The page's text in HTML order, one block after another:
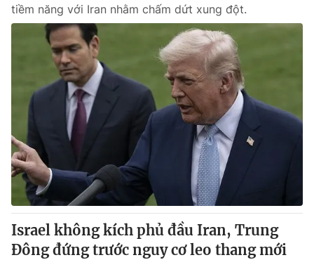
THỜI BÁO VTV
Theo dõi báo trên
Cơ quan chủ quản:
Đài Truyền hình Việt Nam
Cơ quan báo chí:
Thời báo VTV
Giấy phép hoạt động báo in và báo điện tử số 483/GP-BTTTT
cấp ngày 29/12/2023
Tổng Biên tập:Vũ Thanh Thủy
Phó Tổng Biên tập: Nguyễn Thị Mỹ Hạnh, Phạm Quốc Thắng,
Nguyễn Trọng Ninh
tiềm năng với Iran nhằm chấm dứt xung đột.
Israel không kích phủ đầu Iran, Trung
Đông đứng trước nguy cơ leo thang mới